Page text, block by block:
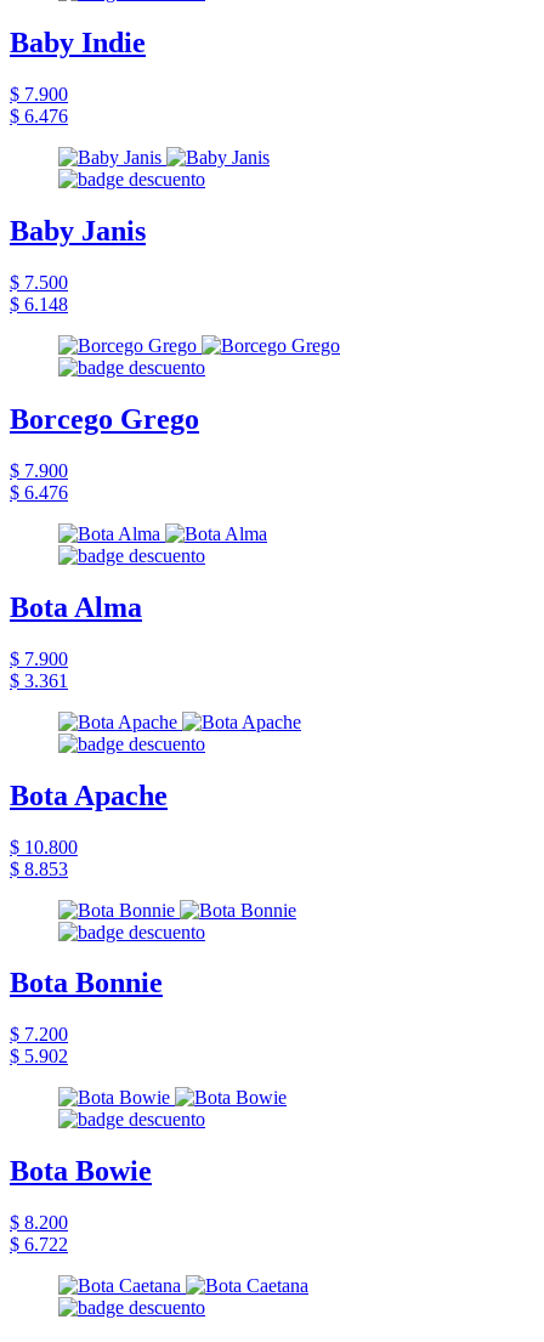
Baby Indie
$ 7.900
$ 6.476
Baby Janis
$ 7.500
$ 6.148
Borcego Grego
$ 7.900
$ 6.476
Bota Alma
$ 7.900
$ 3.361
Bota Apache
$ 10.800
$ 8.853
Bota Bonnie
$ 7.200
$ 5.902
Bota Bowie
$ 8.200
$ 6.722